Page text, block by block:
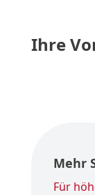
Ihre
Mehr
Für